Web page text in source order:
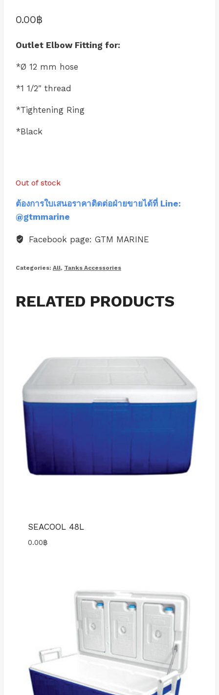
0.00฿
Outlet Elbow Fitting for:
*Ø 12 mm hose
*1 1/2″ thread
*Tightening Ring
*Black
Out of stock
ต้องการใบเสนอราคาติดต่อฝ่ายขายได้ที่ Line:
@gtmmarine
Facebook page: GTM MARINE
Categories: All, Tanks Accessories
RELATED PRODUCTS
SEACOOL 48L
0.00฿